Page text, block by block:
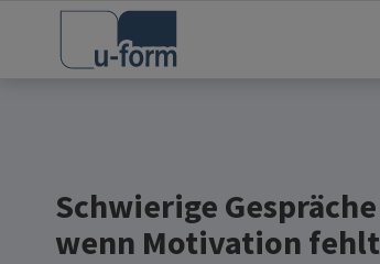
Schwierige
wenn Motivation fehlt